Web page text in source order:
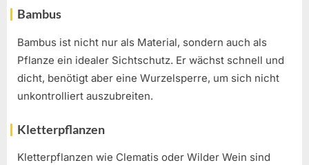
Bambus
Bambus ist nicht nur als Material, sondern auch als
Pflanze ein idealer Sichtschutz. Er wächst schnell und
dicht, benötigt aber eine Wurzelsperre, um sich nicht
unkontrolliert auszubreiten.
Kletterpflanzen
Kletterpflanzen wie Clematis oder Wilder Wein sind